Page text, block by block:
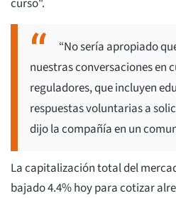
curso".
“No sería apropiado
nuestras conversaciones en
reguladores, que incluyen
respuestas voluntarias a
dijo la compañía en un
La capitalización total del
bajado 4.4% hoy para cotizar